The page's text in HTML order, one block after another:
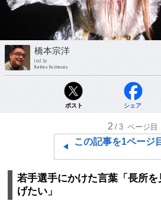
橋本宗洋
text by
Norihiro Hashimoto
ポスト シェア
2 /3 ページ目
この記事を1ページ
若手選手にかけた言葉「長所
げたい」